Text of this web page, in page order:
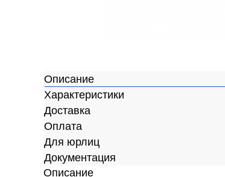
Описание
Характеристики
Доставка
Оплата
Для юрлиц
Документация
Описание